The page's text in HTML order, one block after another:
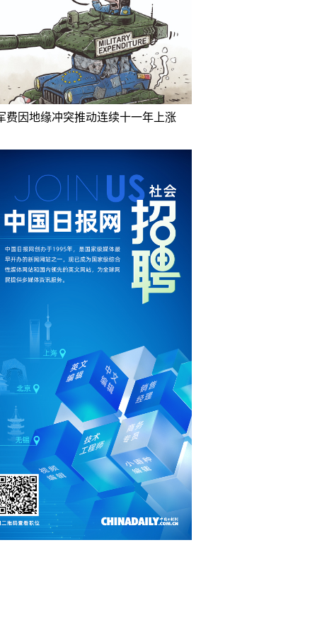
费因地缘冲突推动连续十一年上涨